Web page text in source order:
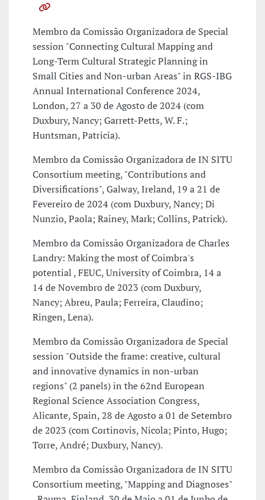
Membro da Comissão Organizadora de Special
session "Connecting Cultural Mapping and
Long-Term Cultural Strategic Planning in
Small Cities and Non-urban Areas" in RGS-IBG
Annual International Conference 2024,
London, 27 a 30 de Agosto de 2024 (com
Duxbury, Nancy; Garrett-Petts, W. F.;
Huntsman, Patricia).
Membro da Comissão Organizadora de IN SITU
Consortium meeting, "Contributions and
Diversifications", Galway, Ireland, 19 a 21 de
Fevereiro de 2024 (com Duxbury, Nancy; Di
Nunzio, Paola; Rainey, Mark; Collins, Patrick).
Membro da Comissão Organizadora de Charles
Landry: Making the most of Coimbra's
potential , FEUC, University of Coimbra, 14 a
14 de Novembro de 2023 (com Duxbury,
Nancy; Abreu, Paula; Ferreira, Claudino;
Ringen, Lena).
Membro da Comissão Organizadora de Special
session "Outside the frame: creative, cultural
and innovative dynamics in non-urban
regions" (2 panels) in the 62nd European
Regional Science Association Congress,
Alicante, Spain, 28 de Agosto a 01 de Setembro
de 2023 (com Cortinovis, Nicola; Pinto, Hugo;
Torre, André; Duxbury, Nancy).
Membro da Comissão Organizadora de IN SITU
Consortium meeting, "Mapping and Diagnoses"